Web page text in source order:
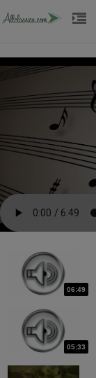
06:49
05:33